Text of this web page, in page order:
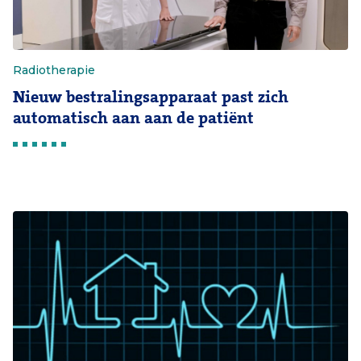
Radiotherapie
Nieuw bestralingsapparaat past zich
automatisch aan aan de patiënt